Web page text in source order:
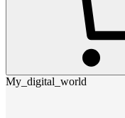
My_digital_world